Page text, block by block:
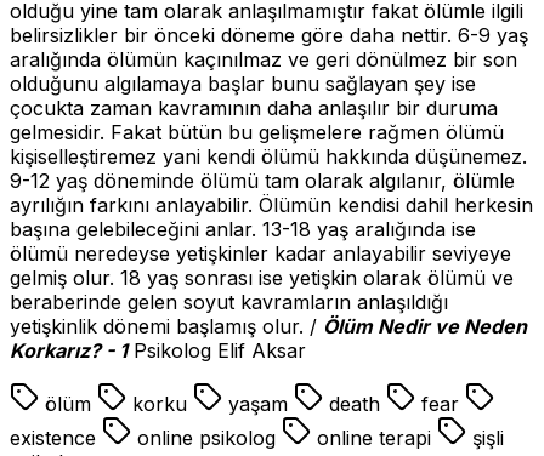
olduğu yine tam olarak anlaşılmamıştır fakat ölümle ilgili
belirsizlikler bir önceki döneme göre daha nettir. 6-9 yaş
aralığında ölümün kaçınılmaz ve geri dönülmez bir son
olduğunu algılamaya başlar bunu sağlayan şey ise
çocukta zaman kavramının daha anlaşılır bir duruma
gelmesidir. Fakat bütün bu gelişmelere rağmen ölümü
kişiselleştiremez yani kendi ölümü hakkında düşünemez.
9-12 yaş döneminde ölümü tam olarak algılanır, ölümle
ayrılığın farkını anlayabilir. Ölümün kendisi dahil herkesin
başına gelebileceğini anlar. 13-18 yaş aralığında ise
ölümü neredeyse yetişkinler kadar anlayabilir seviyeye
gelmiş olur. 18 yaş sonrası ise yetişkin olarak ölümü ve
beraberinde gelen soyut kavramların anlaşıldığı
yetişkinlik dönemi başlamış olur. / Ölüm Nedir ve Neden
Korkarız? - 1Psikolog Elif Aksar
ölüm korku yaşam death
fear
existence
online psikolog online terapi
şişli